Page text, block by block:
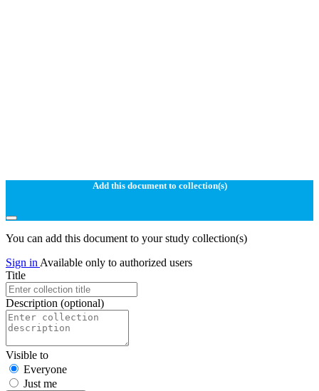
Add this document to collection(s)
You can add this document to your study collection(s)
Sign in Available only to authorized users
Title
Description (optional)
Visible to
Everyone
Just me